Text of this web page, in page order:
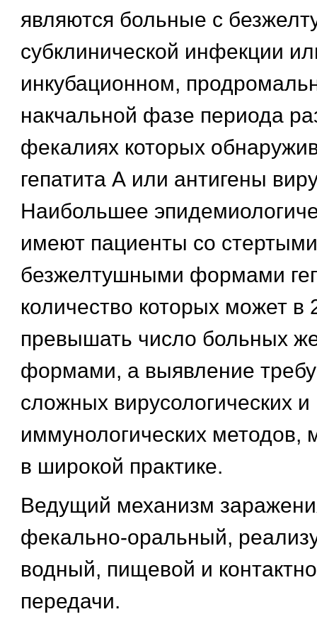
являются больные с
субклинической инфекции
инкубационном,
накчальной фазе периода
фекалиях которых
гепатита А или антигены
Наибольшее
имеют пациенты со
безжелтушными формами
количество которых может в
превышать число больных
формами, а выявление
сложных вирусологических и
иммунологических методов,
в широкой практике.
Ведущий механизм
фекально-оральный,
водный, пищевой и
передачи.